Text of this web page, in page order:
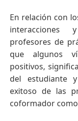
En relación con
interacciones
profesores de
que algunos
positivos,
del estudiante
exitoso de las
coformador